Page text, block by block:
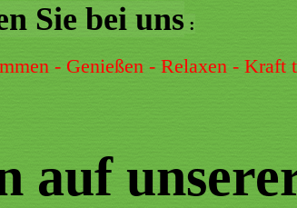
Sie bei uns :
- Genießen - Relaxen - Kraft